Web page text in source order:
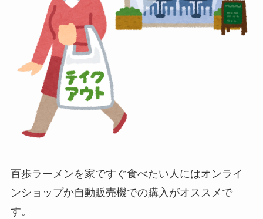
百歩ラーメンを家ですぐ食べたい人にはオンライ
ンショップか自動販売機での購入がオススメで
す。